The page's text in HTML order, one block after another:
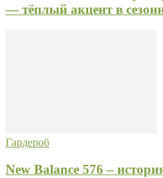
— тёплый акцент в
Гардероб
New Balance 576 –